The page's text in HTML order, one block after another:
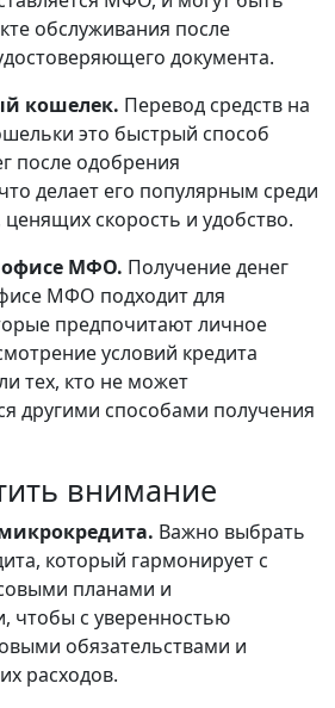
обслуживания после
документа.
кошелек. Перевод средств на
это быстрый способ
после одобрения
делает его популярным среди
скорость и удобство.
МФО. Получение денег
МФО подходит для
предпочитают личное
условий кредита
тех, кто не может
другими способами получения
внимание
Важно выбрать
который гармонирует с
планами и
чтобы с уверенностью
обязательствами и
расходов.